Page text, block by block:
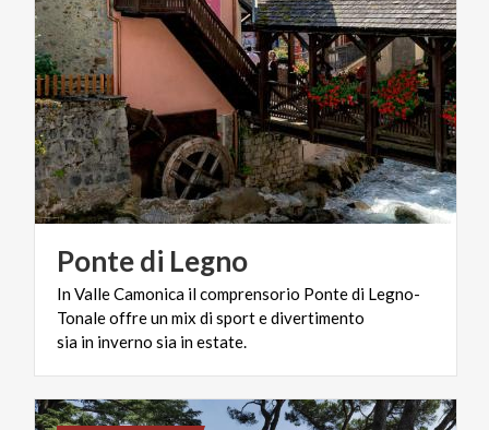
Pontedi Legno
In Valle Camonica il comprensorio Ponte di Legno-
Tonale offre un mix di sport e divertimento
sia in inverno sia in estate.